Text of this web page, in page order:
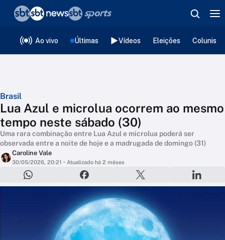
Ao vivo Últimas Vídeos Eleições
Brasil
Lua Azul e microlua ocorrem ao mesmo
tempo neste sábado (30)
Uma rara combinação entre Lua Azul e microlua poderá ser
observada entre a noite de hoje e a madrugada de domingo (31)
Caroline Vale
30/05/2026, 20:21 • Atualizado há 2 mêses
❮voltar
Editorias